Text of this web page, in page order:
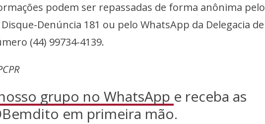
podem ser repassadas de forma anônima pelo
Denúncia 181 ou pelo WhatsApp da Delegacia de
(44) 99734-4139.
grupo no WhatsApp e receba as
em primeira mão.